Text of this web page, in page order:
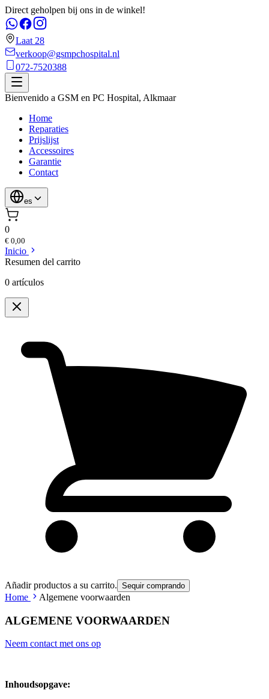
Direct geholpen bij ons in de winkel!
Laat 28
verkoop@gsmpchospital.nl
072-7520388
Bienvenido a GSM en PC Hospital, Alkmaar
Home
Reparaties
Prijslijst
Accessoires
Garantie
Contact
es
0
€ 0,00
Inicio
Resumen del carrito
0 artículos
Añadir productos a su carrito. Sequir comprando
Home Algemene voorwaarden
ALGEMENE VOORWAARDEN
Neem contact met ons op
Inhoudsopgave: